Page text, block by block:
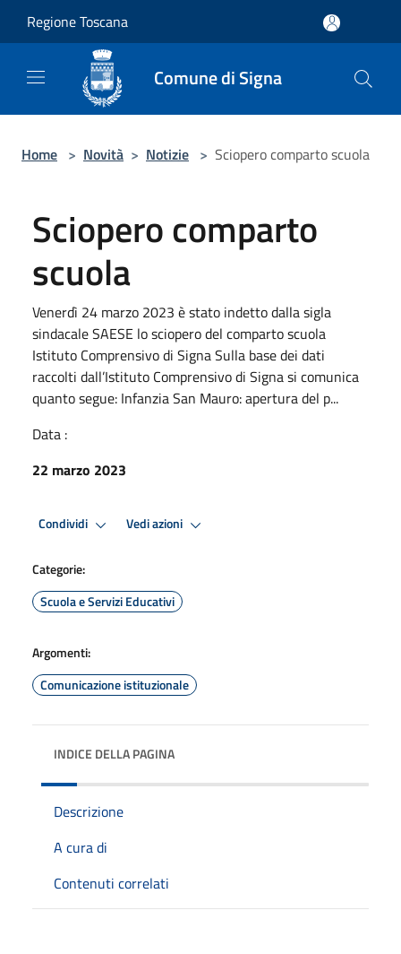
Regione Toscana
Comune di Signa
Home > Novità > Notizie > Sciopero comparto scuola
Sciopero comparto
scuola
Venerdì 24 marzo 2023 è stato indetto dalla sigla
sindacale SAESE lo sciopero del comparto scuola
Istituto Comprensivo di Signa Sulla base dei dati
raccolti dall’Istituto Comprensivo di Signa si comunica
quanto segue: Infanzia San Mauro: apertura del p...
Data :
22 marzo 2023
Condividi Vedi azioni
Categorie:
Scuola e Servizi Educativi
Argomenti:
Comunicazione istituzionale
INDICE DELLA PAGINA
Descrizione
A cura di
Contenuti correlati